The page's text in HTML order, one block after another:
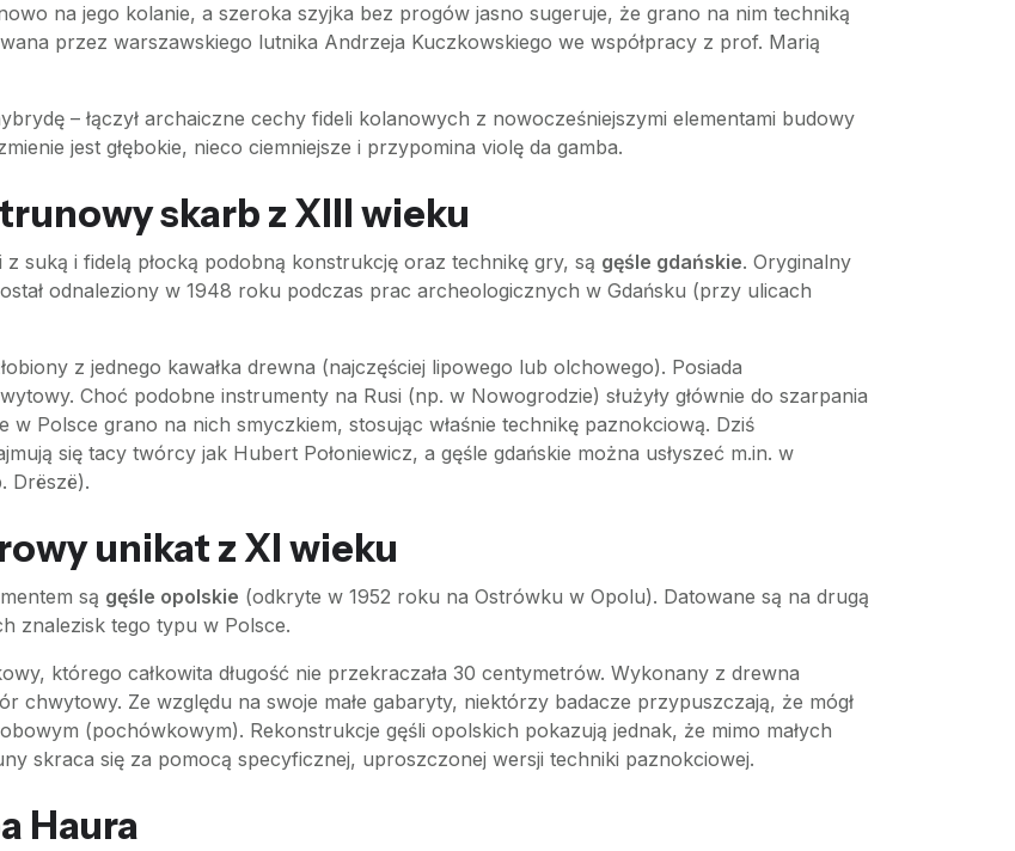
na jego kolanie, a szeroka szyjka bez progów jasno sugeruje, że grano na nim techniką
przez warszawskiego lutnika Andrzeja Kuczkowskiego we współpracy z prof. Marią
– łączył archaiczne cechy fideli kolanowych z nowocześniejszymi elementami budowy
jest głębokie, nieco ciemniejsze i przypomina violę da gamba.
skarb z XIII wieku
suką i fidelą płocką podobną konstrukcję oraz technikę gry, są gęśle gdańskie. Oryginalny
odnaleziony w 1948 roku podczas prac archeologicznych w Gdańsku (przy ulicach
z jednego kawałka drewna (najczęściej lipowego lub olchowego). Posiada
Choć podobne instrumenty na Rusi (np. w Nowogrodzie) służyły głównie do szarpania
Polsce grano na nich smyczkiem, stosując właśnie technikę paznokciową. Dziś
się tacy twórcy jak Hubert Połoniewicz, a gęśle gdańskie można usłyszeć m.in. w
Drëszë).
unikat z XI wieku
są gęśle opolskie (odkryte w 1952 roku na Ostrówku w Opolu). Datowane są na drugą
znalezisk tego typu w Polsce.
którego całkowita długość nie przekraczała 30 centymetrów. Wykonany z drewna
chwytowy. Ze względu na swoje małe gabaryty, niektórzy badacze przypuszczają, że mógł
(pochówkowym). Rekonstrukcje gęśli opolskich pokazują jednak, że mimo małych
skraca się za pomocą specyficznej, uproszczonej wersji techniki paznokciowej.
Haura